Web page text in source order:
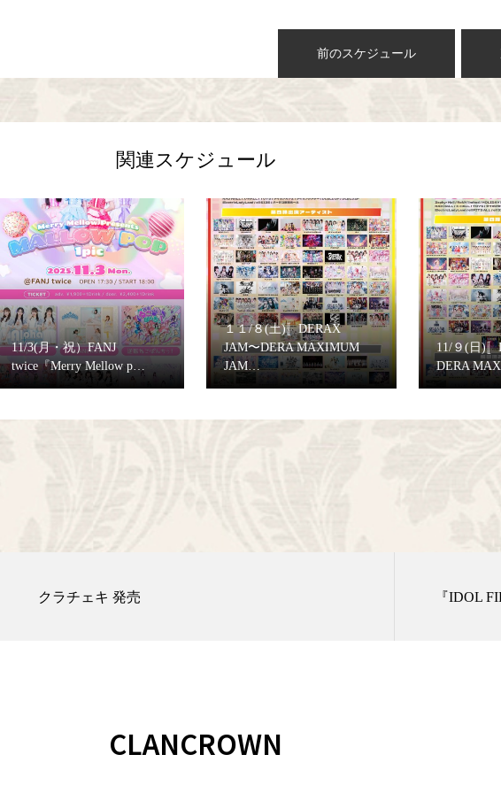
前のスケジュール
関連スケジュール
11/3(月・祝）FANJ
twice『Merry Mellow p…
１１/８(土)〚DERAX
JAM〜DERA MAXIMUM
JAM…
11/９(日)
DERA
クラチェキ 発売 『IDOL FILE
CLANCROWN